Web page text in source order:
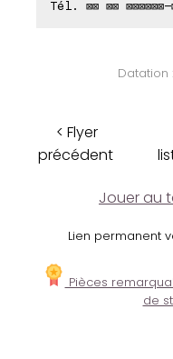
Tél. ⊠⊠ ⊠⊠ ⊠⊠⊠⊠⊠⊠-
Datation
< Flyer
précédent
Jouer au
Lien permanent
Pièces
de